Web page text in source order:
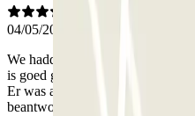
04/05/2026
We hadden een plek
is goed gelegen, met voldoende
Er was altijd iemand, live of via
beantwoorden. En het tarief is